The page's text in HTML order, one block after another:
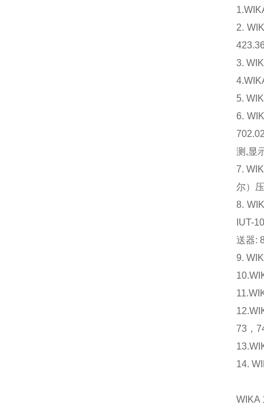
2.
3.
5.
6.
测,显
7.
尔）
8.
IUT-
送器:
9.
73，
14.
WIKA